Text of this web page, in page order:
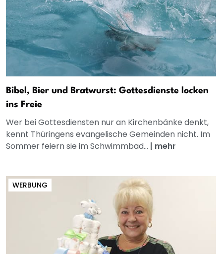
Bibel, Bier und Bratwurst: Gottesdienste locken
ins Freie
Wer bei Gottesdiensten nur an Kirchenbänke denkt,
kennt Thüringens evangelische Gemeinden nicht. Im
Sommer feiern sie im Schwimmbad... | mehr
WERBUNG